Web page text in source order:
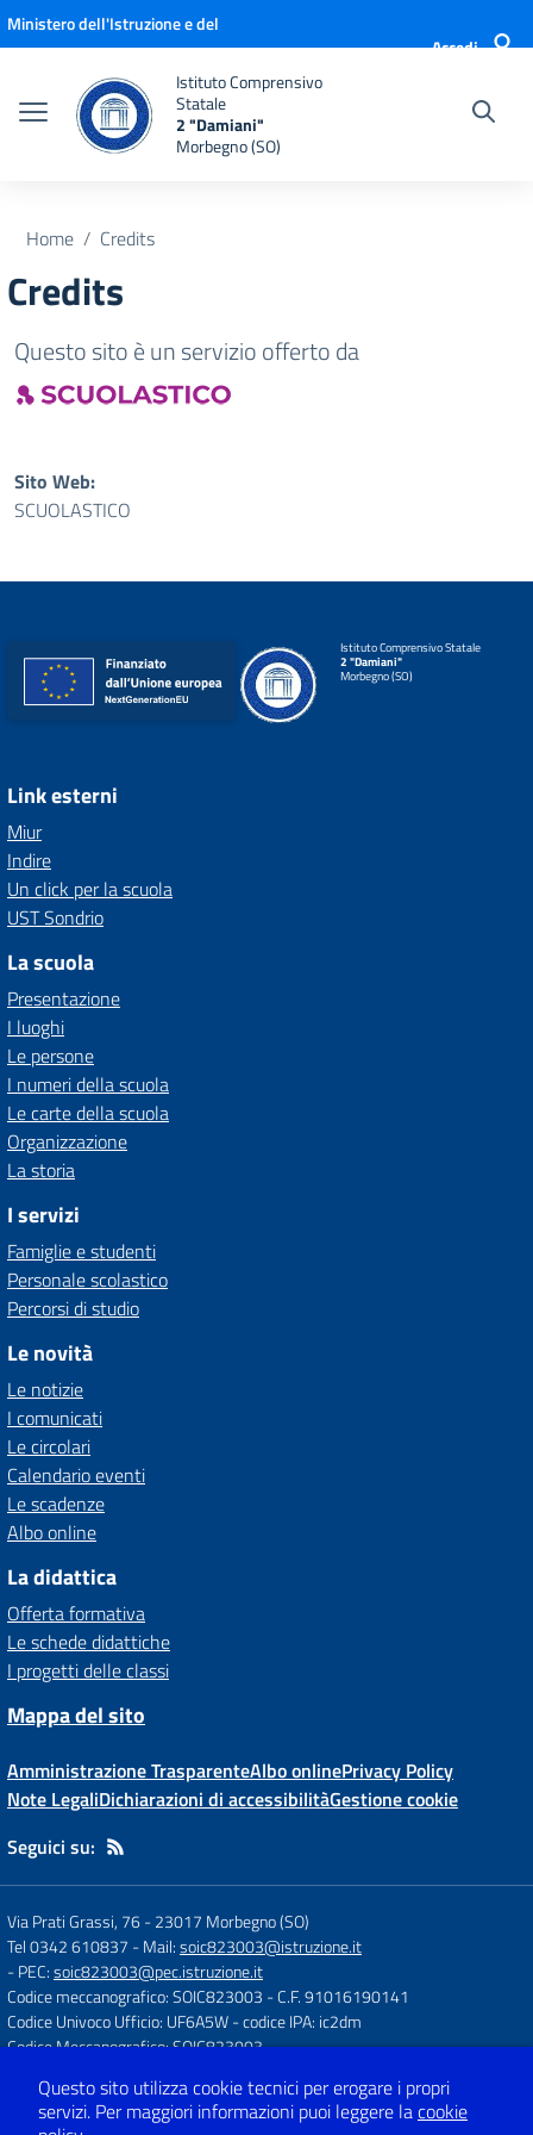
Vai ai contenuti
Vai al menu di navigazione
Vai al footer
Ministero dell'Istruzione e del
Accedi
Istituto Comprensivo
Statale
2 "Damiani"
Morbegno (SO)
Home Credits
Credits
Questo sito è un servizio offerto da
Sito Web:
SCUOLASTICO
Istituto Comprensivo Statale
2 "Damiani"
Morbegno (SO)
Link esterni
Miur
Indire
Un click per la scuola
UST Sondrio
La scuola
Presentazione
I luoghi
Le persone
I numeri della scuola
Le carte della scuola
Organizzazione
La storia
I servizi
Famiglie e studenti
Personale scolastico
Percorsi di studio
Le novità
Le notizie
I comunicati
Le circolari
Calendario eventi
Le scadenze
Albo online
La didattica
Offerta formativa
Le schede didattiche
I progetti delle classi
Mappa del sito
Amministrazione TrasparenteAlbo onlinePrivacy Policy
Note LegaliDichiarazioni di accessibilitàGestione cookie
Seguici su:
Via Prati Grassi, 76-23017 Morbegno (SO)
Tel 0342 610837 - Mail:soic823003@istruzione.it
- PEC:soic823003@pec.istruzione.it
Codice meccanografico: SOIC823003 - C.F. 91016190141
Codice Univoco Ufficio: UF6A5W- codice IPA: ic2dm
Codice Meccanografico: SOIC823003
Concept & Design by
Designers Italia
Questo sito utilizza cookie tecnici per erogare i propri
servizi. Per maggiori informazioni puoi leggere lacookie